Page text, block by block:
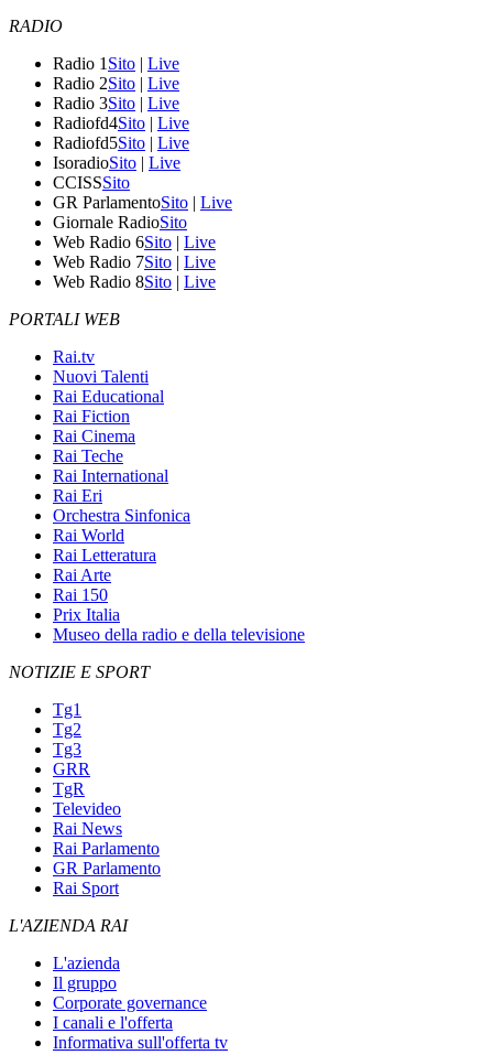
RADIO
Radio 1 Sito | Live
Radio 2Sito | Live
Radio 3Sito | Live
Radiofd4Sito | Live
Radiofd5Sito | Live
IsoradioSito | Live
CCISSSito
GR ParlamentoSito | Live
Giornale RadioSito
Web Radio 6Sito | Live
Web Radio 7Sito | Live
Web Radio 8Sito | Live
PORTALI WEB
Rai.tv
Nuovi Talenti
Rai Educational
Rai Fiction
Rai Cinema
Rai Teche
Rai International
Rai Eri
Orchestra Sinfonica
Rai World
Rai Letteratura
Rai Arte
Rai 150
Prix Italia
Museo della radio e della televisione
NOTIZIE E SPORT
Tg1
Tg2
Tg3
GRR
TgR
Televideo
Rai News
Rai Parlamento
GR Parlamento
Rai Sport
L'AZIENDA RAI
L'azienda
Il gruppo
Corporate governance
I canali e l'offerta
Informativa sull'offerta tv